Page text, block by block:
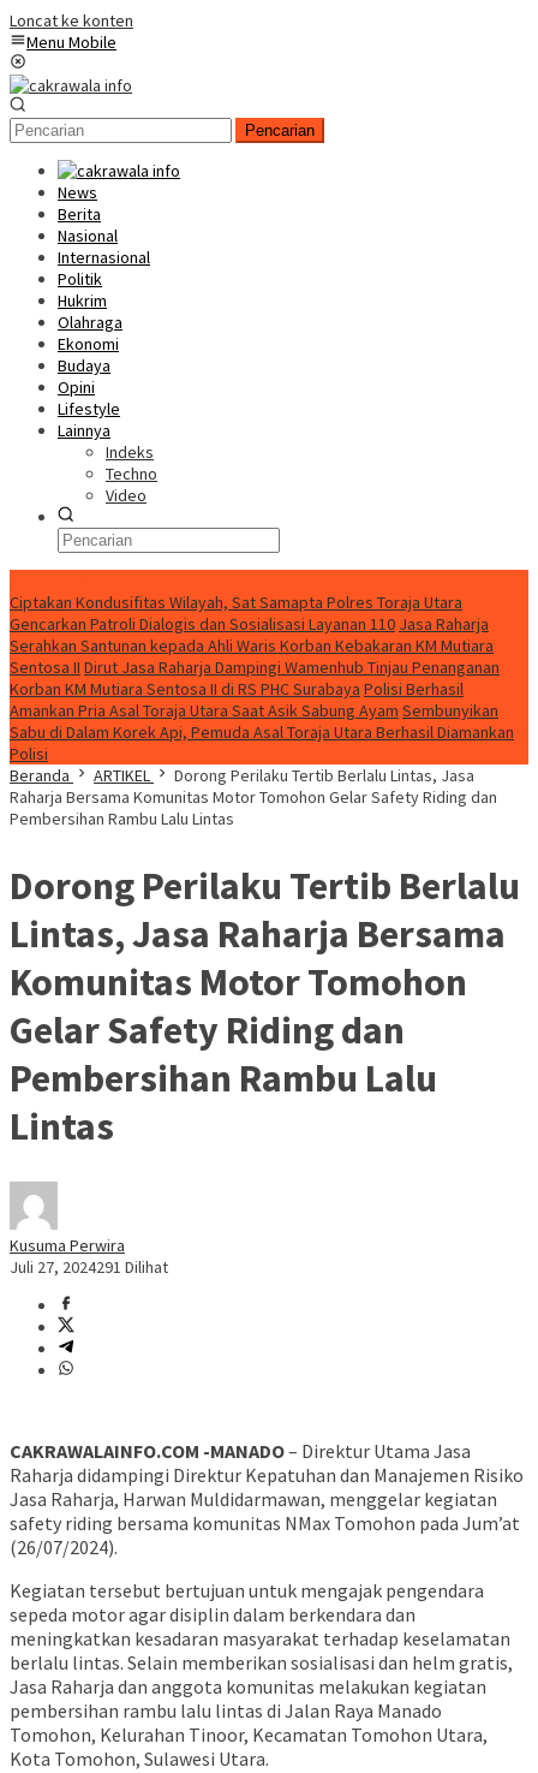
Loncat ke konten
Menu Mobile
Pencarian
News
Berita
Nasional
Internasional
Politik
Hukrim
Olahraga
Ekonomi
Budaya
Opini
Lifestyle
Lainnya
Indeks
Techno
Video
Ciptakan Kondusifitas Wilayah, Sat Samapta Polres Toraja Utara
Gencarkan Patroli Dialogis dan Sosialisasi Layanan 110 Jasa Raharja
Serahkan Santunan kepada Ahli Waris Korban Kebakaran KM Mutiara
Sentosa II Dirut Jasa Raharja Dampingi Wamenhub Tinjau Penanganan
Korban KM Mutiara Sentosa II di RS PHC Surabaya Polisi Berhasil
Amankan Pria Asal Toraja Utara Saat Asik Sabung Ayam Sembunyikan
Sabu di Dalam Korek Api, Pemuda Asal Toraja Utara Berhasil Diamankan
Polisi
Beranda
ARTIKEL
Dorong Perilaku Tertib Berlalu Lintas, Jasa
Raharja Bersama Komunitas Motor Tomohon Gelar Safety Riding dan
Pembersihan Rambu Lalu Lintas
Dorong Perilaku Tertib Berlalu
Lintas, Jasa Raharja Bersama
Komunitas Motor Tomohon
Gelar Safety Riding dan
Pembersihan Rambu Lalu
Lintas
Kusuma Perwira
Juli 27, 2024291 Dilihat
CAKRAWALAINFO.COM -MANADO– Direktur Utama Jasa
Raharja didampingi Direktur Kepatuhan dan Manajemen Risiko
Jasa Raharja, Harwan Muldidarmawan, menggelar kegiatan
safety riding bersama komunitas NMax Tomohon pada Jum’at
(26/07/2024).
Kegiatan tersebut bertujuan untuk mengajak pengendara
sepeda motor agar disiplin dalam berkendara dan
meningkatkan kesadaran masyarakat terhadap keselamatan
berlalu lintas. Selain memberikan sosialisasi dan helm gratis,
Jasa Raharja dan anggota komunitas melakukan kegiatan
pembersihan rambu lalu lintas di Jalan Raya Manado
Tomohon, Kelurahan Tinoor, Kecamatan Tomohon Utara,
Kota Tomohon, Sulawesi Utara.